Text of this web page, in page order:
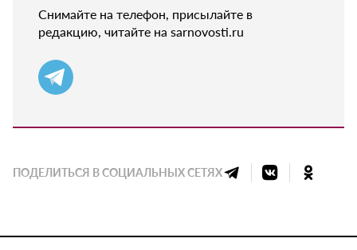
Снимайте на телефон, присылайте в
редакцию, читайте на sarnovosti.ru
ПОДЕЛИТЬСЯ В СОЦИАЛЬНЫХ СЕТЯХ